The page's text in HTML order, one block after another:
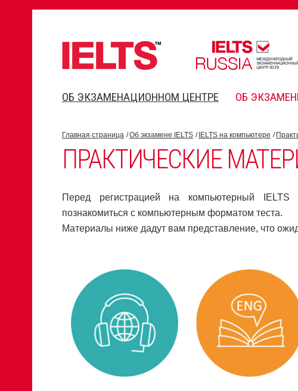
ОБ ЭКЗАМЕНАЦИОННОМ ЦЕНТРЕ ОБ
Главная страница Об экзамене IELTS IELTS на компьютере
ПРАКТИЧЕСКИЕ
Перед регистрацией на компьютерный
познакомиться с компьютерным форматом теста.
Материалы ниже дадут вам представление, что